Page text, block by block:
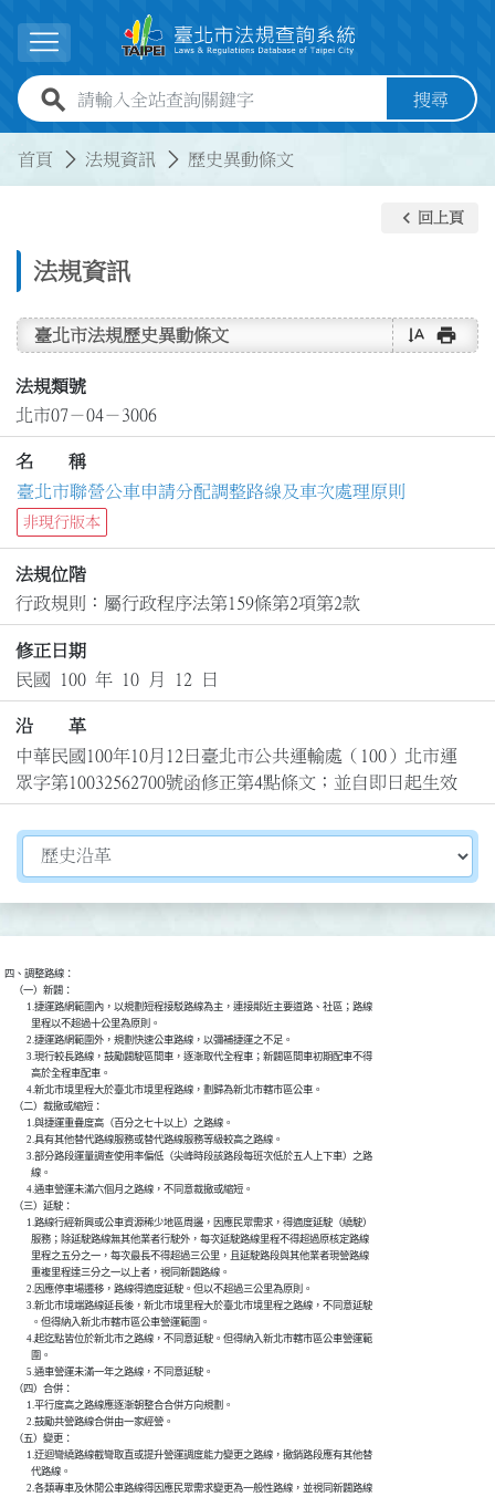
展開選單
全站查詢關鍵字欄位 搜尋
首頁 法規資訊 歷史異動條文
法規資訊
keyboard_arrow_left 回上頁
臺北市法規歷史異動條文 text_rotate_vertical print
法規類號
北市07－04－3006
名 稱
臺北市聯營公車申請分配調整路線及車次處理原則
非現行版本
法規位階
行政規則：屬行政程序法第159條第2項第2款
修正日期
民國 100 年 10 月 12 日
沿 革
中華民國100年10月12日臺北市公共運輸處（100）北市運
眾字第10032562700號函修正第4點條文；並自即日起生效
切換選擇法規資訊內容
四、調整路線：
    （一）新闢：
          1.捷運路網範圍內，以規劃短程接駁路線為主，連接鄰近主要道路、社區；路線
            里程以不超過十公里為原則。
          2.捷運路網範圍外，規劃快速公車路線，以彌補捷運之不足。
          3.現行較長路線，鼓勵闢駛區間車，逐漸取代全程車；新闢區間車初期配車不得
            高於全程車配車。
          4.新北市境里程大於臺北市境里程路線，劃歸為新北市轄市區公車。
    （二）裁撤或縮短：
          1.與捷運重疊度高（百分之七十以上）之路線。
          2.具有其他替代路線服務或替代路線服務等級較高之路線。
          3.部分路段運量調查使用率偏低（尖峰時段該路段每班次低於五人上下車）之路
            線。
          4.通車營運未滿六個月之路線，不同意裁撤或縮短。
    （三）延駛：
          1.路線行經新興或公車資源稀少地區周邊，因應民眾需求，得適度延駛（繞駛）
            服務；除延駛路線無其他業者行駛外，每次延駛路線里程不得超過原核定路線
            里程之五分之一，每次最長不得超過三公里，且延駛路段與其他業者現營路線
            重複里程達三分之一以上者，視同新闢路線。
          2.因應停車場遷移，路線得適度延駛。但以不超過三公里為原則。
          3.新北市境端路線延長後，新北市境里程大於臺北市境里程之路線，不同意延駛
            。但得納入新北市轄市區公車營運範圍。
          4.起迄點皆位於新北市之路線，不同意延駛。但得納入新北市轄市區公車營運範
            圍。
          5.通車營運未滿一年之路線，不同意延駛。
    （四）合併：
          1.平行度高之路線應逐漸朝整合合併方向規劃。
          2.鼓勵共營路線合併由一家經營。
    （五）變更：
          1.迂迴彎繞路線截彎取直或提升營運調度能力變更之路線，撤銷路段應有其他替
            代路線。
          2.各類專車及休閒公車路線得因應民眾需求變更為一般性路線，並視同新闢路線